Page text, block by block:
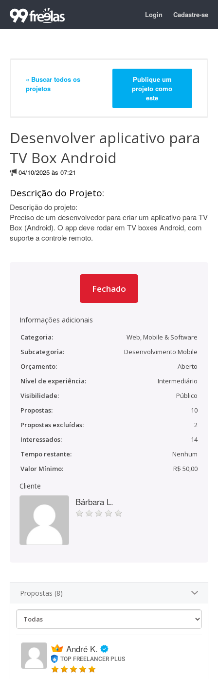
Login Cadastre-se
« Buscar todos os
projetos
Publique um
projeto como
este
Desenvolver aplicativo para
TV Box Android
04/10/2025 às 07:21
Descrição do Projeto:
Descrição do projeto:
Preciso de um desenvolvedor para criar um aplicativo para TV
Box (Android). O app deve rodar em TV boxes Android, com
suporte a controle remoto.
Fechado
Informações adicionais
Categoria:
Web, Mobile & Software
Subcategoria:
Desenvolvimento Mobile
Orçamento:
Aberto
Nível de experiência:
Intermediário
Visibilidade:
Público
Propostas:
10
Propostas excluídas:
2
Interessados:
14
Tempo restante:
Nenhum
Valor Mínimo:
R$ 50,00
Cliente
Bárbara L.
Propostas (8)
André K.
TOP FREELANCER PLUS